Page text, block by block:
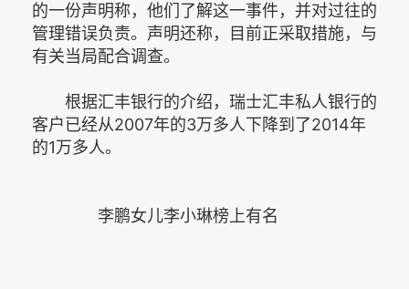
的一份声明称，他们了解这一事件，并对过往的
管理错误负责。声明还称，目前正采取措施，与
有关当局配合调查。
根据汇丰银行的介绍，瑞士汇丰私人银行的
客户已经从2007年的3万多人下降到了2014年
的1万多人。
李鹏女儿李小琳榜上有名